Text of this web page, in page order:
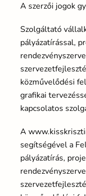
A szerzői jogok
Szolgáltató
pályázatírással,
közművelődési
grafikai
kapcsolatos
A
segítségével a
pályázatírás,